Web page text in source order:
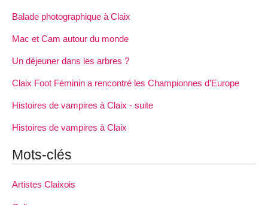
Balade photographique à Claix
Mac et Cam autour du monde
Un déjeuner dans les arbres ?
Claix Foot Féminin a rencontré les Championnes d’Europe
Histoires de vampires à Claix - suite
Histoires de vampires à Claix
Mots-clés
Artistes Claixois